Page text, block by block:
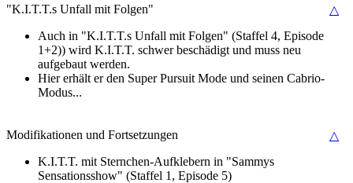
"K.I.T.T.s Unfall mit Folgen"
△
Auch in "K.I.T.T.s Unfall mit Folgen" (Staffel 4, Episode
1+2)) wird K.I.T.T. schwer beschädigt und muss neu
aufgebaut werden.
Hier erhält er den Super Pursuit Mode und seinen Cabrio-
Modus...
Modifikationen und Fortsetzungen
△
K.I.T.T. mit Sternchen-Aufklebern in "Sammys
Sensationsshow" (Staffel 1, Episode 5)